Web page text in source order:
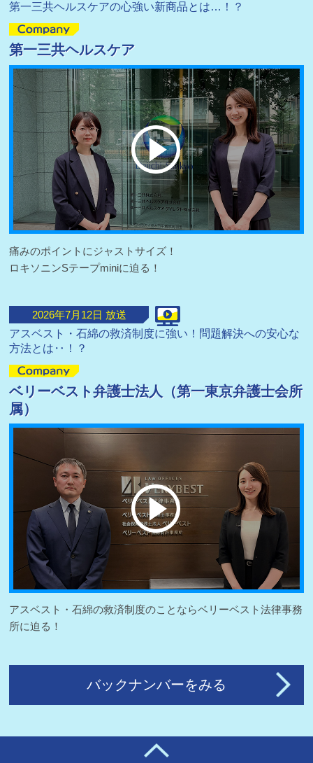
第一三共ヘルスケアの心強い新商品とは…！？
第一三共ヘルスケア
痛みのポイントにジャストサイズ！
ロキソニンSテープminiに迫る！
2026年7月 12日 放送
アスベスト・石綿の救済制度に強い！問題解決への安心な
方法とは‥！？
ベリーベスト弁護士法人（第一東京弁護士会所
属）
アスベスト・石綿の救済制度のことならベリーベスト法律事務
所に迫る！
バックナンバーをみる